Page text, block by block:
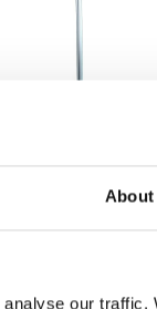
About
our traffic.
Snap Ramar